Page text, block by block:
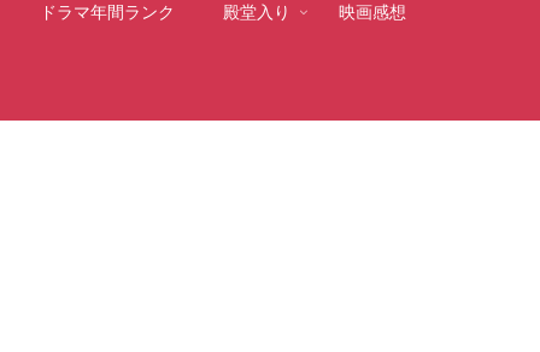
ドラマ年間ランク 殿堂入り 映画感想